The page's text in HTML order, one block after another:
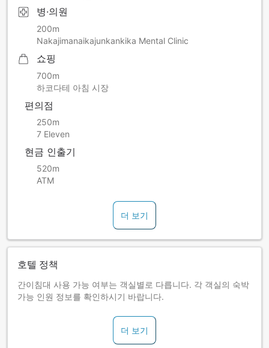
병·의원
200m
Nakajimanaikajunkankika Mental Clinic
쇼핑
700m
하코다테 아침 시장
편의점
250m
7 Eleven
현금 인출기
520m
ATM
더 보기
호텔 정책
간이침대 사용 가능 여부는 객실별로 다릅니다. 각 객실의 숙박
가능 인원 정보를 확인하시기 바랍니다.
더 보기